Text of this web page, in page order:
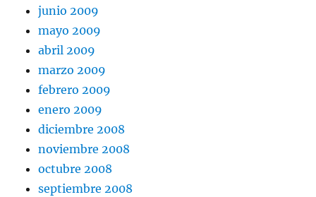
junio 2009
mayo 2009
abril 2009
marzo 2009
febrero 2009
enero 2009
diciembre 2008
noviembre 2008
octubre 2008
septiembre 2008